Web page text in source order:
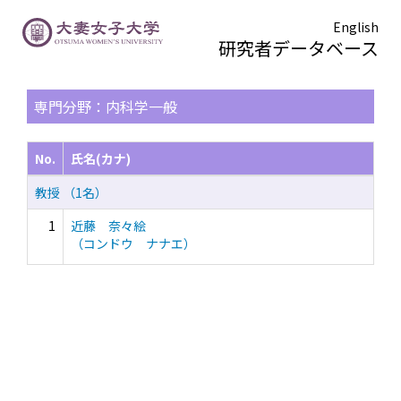
English
研究者データベース
専門分野：内科学一般
No.
氏名(カナ)
教授 （1名）
1
近藤 奈々絵
（コンドウ ナナエ）